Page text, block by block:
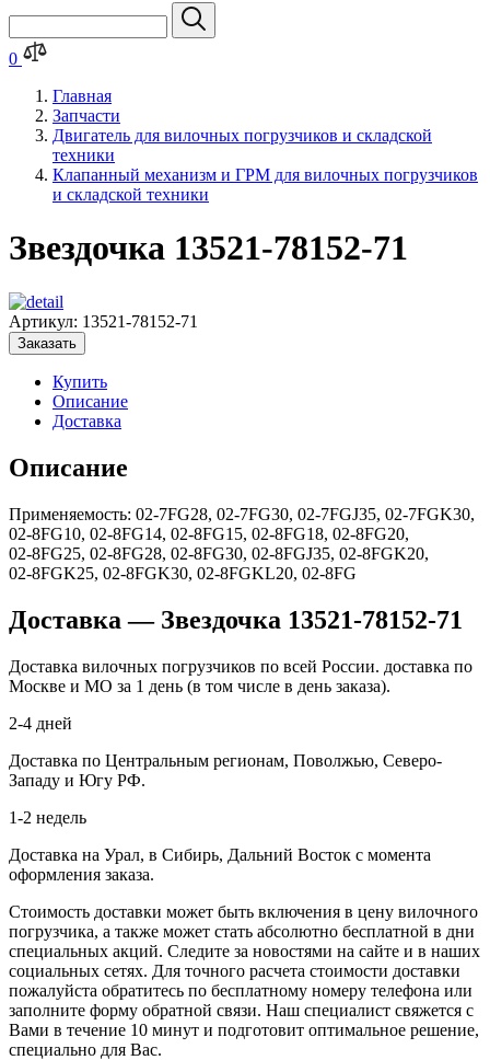
0
Главная
Запчасти
Двигатель для вилочных погрузчиков и складской
техники
Клапанный механизм и ГРМ для вилочных погрузчиков
и складской техники
Звездочка 13521-78152-71
Артикул: 13521-78152-71
Заказать
Купить
Описание
Доставка
Описание
Применяемость: 02‑7FG28, 02‑7FG30, 02‑7FGJ35, 02‑7FGK30,
02‑8FG10, 02‑8FG14, 02‑8FG15, 02‑8FG18, 02‑8FG20,
02‑8FG25, 02‑8FG28, 02‑8FG30, 02‑8FGJ35, 02‑8FGK20,
02‑8FGK25, 02‑8FGK30, 02‑8FGKL20, 02‑8FG
Доставка — Звездочка 13521-78152-71
Доставка вилочных погрузчиков по всей России. доставка по
Москве и МО за 1 день (в том числе в день заказа).
2-4 дней
Доставка по Центральным регионам, Поволжью, Северо-
Западу и Югу РФ.
1-2 недель
Доставка на Урал, в Сибирь, Дальний Восток с момента
оформления заказа.
Стоимость доставки может быть включения в цену вилочного
погрузчика, а также может стать абсолютно бесплатной в дни
специальных акций. Следите за новостями на сайте и в наших
социальных сетях. Для точного расчета стоимости доставки
пожалуйста обратитесь по бесплатному номеру телефона или
заполните форму обратной связи. Наш специалист свяжется с
Вами в течение 10 минут и подготовит оптимальное решение,
специально для Вас.